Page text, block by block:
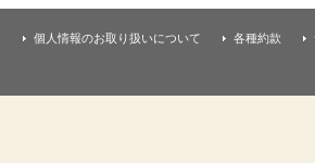
個人情報のお取り扱いについて 各種約款